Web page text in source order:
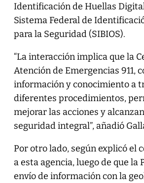
Identificación de Huellas
Sistema Federal de
para la Seguridad (SIBIOS).
“La interacción implica que la
Atención de Emergencias 911,
información y conocimiento a
diferentes procedimientos,
mejorar las acciones y
seguridad integral”, añadió
Por otro lado, según explicó el
a esta agencia, luego de que la
envío de información con la